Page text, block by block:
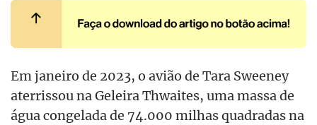
Em janeiro de 2023, o avião de Tara Sweeney
aterrissou na Geleira Thwaites, uma massa de
água congelada de 74.000 milhas quadradas na